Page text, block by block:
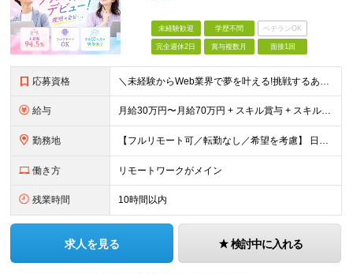
未経験歓迎 学歴不問 ベテランOK
完全週休2日 賞与複数月 面接1回
応募資格 ＼未経験からWeb業界で夢を叶える!挑戦するあなたを全力サポート／ ★学歴・経験不問! ★未経験・クリエイティブ系スクール卒業生・第二新卒歓迎! ★社会人未経験OK! ★将来の幹部候補採用 『PCに
給与 月給30万円〜月給70万円 + スキル賞与 + スキルインセンティブ ※研修期間は有期雇用契約社員 ※プロジェクトによって異なる ※上記には(固定残業代¥44,369/30時間)を含む ※エリアによ
勤務地 【フルリモート可／転勤なし／希望を考慮】 日本47都道府県、どこでも就業可能！ (東京支社、群馬本社、北海道支社、宮城支社、愛知支社、大阪支社、福岡支社、千葉支店、神奈川支店、茨城支店、新潟支店、長野
働き方 リモートワークがメイン
残業時間 10時間以内
求人を見る 検討中に入れる